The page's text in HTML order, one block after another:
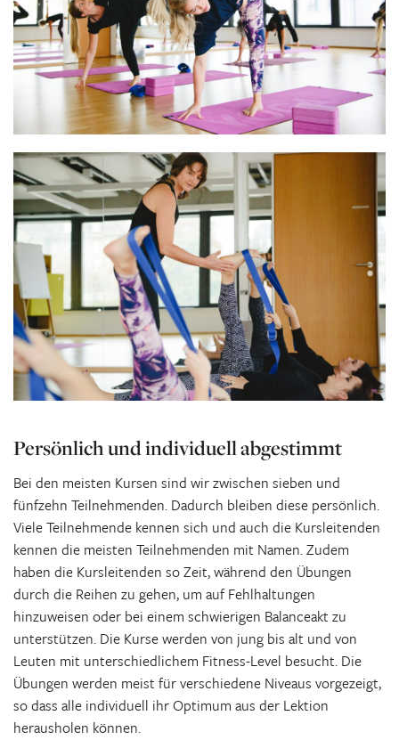
Persönlich und individuell abgestimmt
Bei den meisten Kursen sind wir zwischen sieben und
fünfzehn Teilnehmenden. Dadurch bleiben diese persönlich.
Viele Teilnehmende kennen sich und auch die Kursleitenden
kennen die meisten Teilnehmenden mit Namen. Zudem
haben die Kursleitenden so Zeit, während den Übungen
durch die Reihen zu gehen, um auf Fehlhaltungen
hinzuweisen oder bei einem schwierigen Balanceakt zu
unterstützen. Die Kurse werden von jung bis alt und von
Leuten mit unterschiedlichem Fitness-Level besucht. Die
Übungen werden meist für verschiedene Niveaus vorgezeigt,
so dass alle individuell ihr Optimum aus der Lektion
herausholen können.